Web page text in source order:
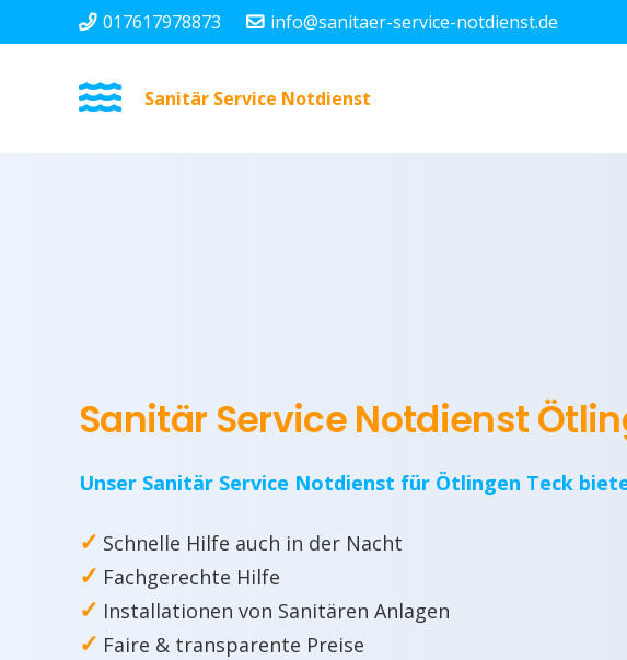
017617978873 info@sanitaer-service-notdienst.de
Sanitär Service Notdienst
Sanitär Service Notdienst
Unser Sanitär Service Notdienst für Ötlingen Teck
✓ Schnelle Hilfe auch in der Nacht
✓ Fachgerechte Hilfe
✓ Installationen von Sanitären Anlagen
✓ Faire & transparente Preise